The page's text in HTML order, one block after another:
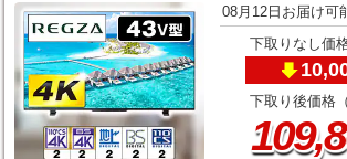
08月12日お届け可
下取りなし価
下取り後価格
109,